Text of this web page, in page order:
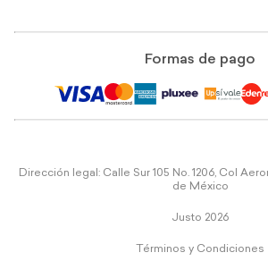
Formas de pago
Dirección legal: Calle Sur 105 No. 1206, Col
de México
Justo 2026
Términos y Condiciones